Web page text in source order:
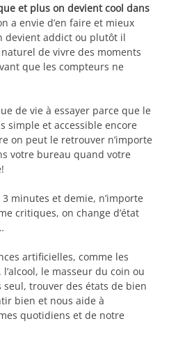
et plus on devient cool dans
a envie d’en faire et mieux
devient addict ou plutôt il
de vivre des moments
que les compteurs ne
de vie à essayer parce que le
simple et accessible encore
on peut le retrouver n’importe
votre bureau quand votre
minutes et demie, n’importe
critiques, on change d’état
artificielles, comme les
le masseur du coin ou
trouver des états de bien
bien et nous aide à
quotidiens et de notre